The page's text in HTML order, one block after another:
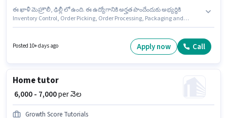
ఈ ఖాళీ మెహ్రౌలీ, ఢిల్లీ లో ఉంది. ఈ ఉద్యోగానికి అర్హత పొందేందుకు అభ్యర్థికి
Inventory Control, Order Picking, Order Processing, Packaging and
జరుగుతోంది. అదనపు Insurance, PF, Medical Benefits లు ఉద్యోగ స్థాయి
మరియు కంపెనీ పాలసీలపై ఆధారపడి ఇప్పించబడతాయి. ఈ ఉద్యోగం 6 - 12 నెలలు
Posted 10+ days ago Apply now Call
Home tutor
₹ 6,000 - 7,000per నెల
Growth Score Tutorials